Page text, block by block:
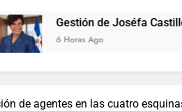
de Joséfa Castillo en el INAIPI
Ago
de agentes en las cuatro